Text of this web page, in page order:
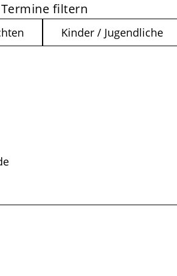
Termine filtern
Kinder / Jugendliche